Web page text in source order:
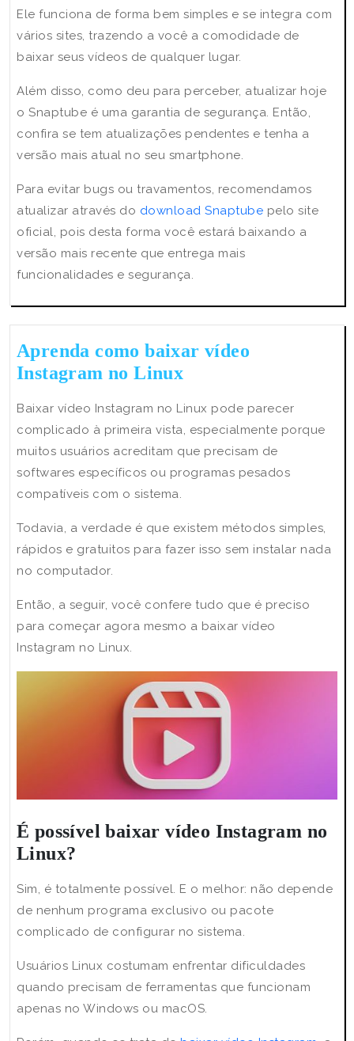
Ele funciona de forma bem simples e se integra com
vários sites, trazendo a você a comodidade de
baixar seus vídeos de qualquer lugar.
Além disso, como deu para perceber, atualizar hoje
o Snaptube é uma garantia de segurança. Então,
confira se tem atualizações pendentes e tenha a
versão mais atual no seu smartphone.
Para evitar bugs ou travamentos, recomendamos
atualizar através do download Snaptube pelo site
oficial, pois desta forma você estará baixando a
versão mais recente que entrega mais
funcionalidades e segurança.
Aprenda como baixar vídeo
Instagram no LinuxAprenda
baixar
vídeo
Instagram
no
Baixar vídeo Instagram no Linux pode parecer
complicado à primeira vista, especialmente porque
muitos usuários acreditam que precisam de
softwares específicos ou programas pesados
compatíveis com o sistema.
Todavia, a verdade é que existem métodos simples,
rápidos e gratuitos para fazer isso sem instalar nada
no computador.
Então, a seguir, você confere tudo que é preciso
para começar agora mesmo a baixar vídeo
Instagram no Linux.
É possível baixar vídeo Instagram no
Linux?
Sim, é totalmente possível. E o melhor: não depende
de nenhum programa exclusivo ou pacote
complicado de configurar no sistema.
Usuários Linux costumam enfrentar dificuldades
quando precisam de ferramentas que funcionam
apenas no Windows ou macOS.